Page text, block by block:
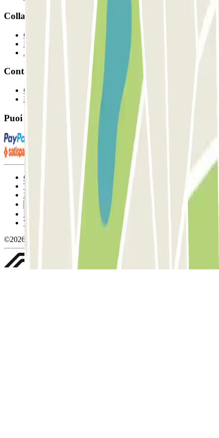
Collaboriamo?
Collaboratori
Proprietari di parcheggio
Affiliati
Contatto
Contattaci
FAQ
Puoi utilizzare questi metodi di pagamento:
Condizioni contrattuali e di utilizzo
Termini di cancellazione
Politica sui cookies
Politica sulla privacy
Whistleblowing
©2026 Parclick. Tutti i diritti riservati